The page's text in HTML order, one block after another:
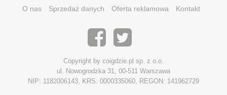
O nas Sprzedaż danych Oferta reklamowa Kontakt
Copyright by coigdzie.pl sp. z o.o.
ul. Nowogrodzka 31, 00-511 Warszawa
NIP: 1182006143, KRS: 0000335060, REGON: 141962729